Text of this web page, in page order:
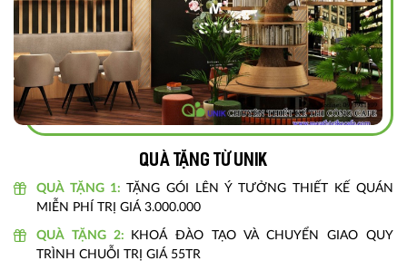
Quà tặng từ unik
QUÀ TẶNG 1: TẶNG GÓI LÊN Ý TƯỞNG THIẾT KẾ QUÁN
MIỄN PHÍ TRỊ GIÁ 3.000.000
QUÀ TẶNG 2:
KHOÁ ĐÀO TẠO VÀ CHUYỂN GIAO QUY
TRÌNH CHUỖI TRỊ GIÁ 55TR